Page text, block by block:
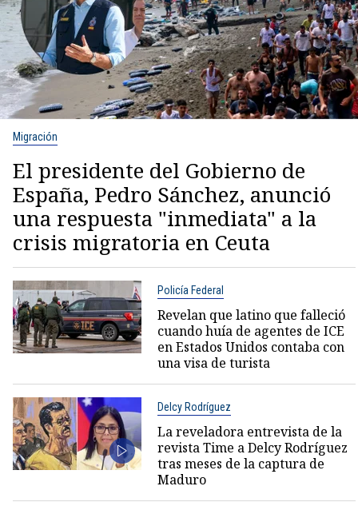
Migración
El presidente del Gobierno de
España, Pedro Sánchez, anunció
una respuesta "inmediata" a la
crisis migratoria en Ceuta
Policía Federal
Revelan que latino que falleció
cuando huía de agentes de ICE
en Estados Unidos contaba con
una visa de turista
Delcy Rodríguez
La reveladora entrevista de la
revista Time a Delcy Rodríguez
tras meses de la captura de
Maduro